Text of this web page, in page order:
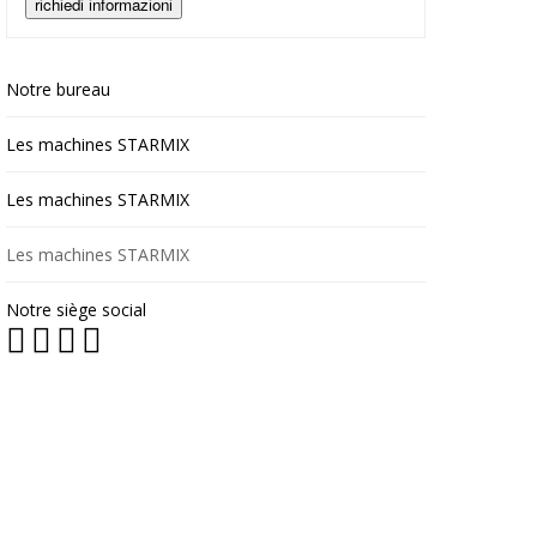
Notre bureau
Les machines STARMIX
Les machines STARMIX
Les machines STARMIX
Notre siège social